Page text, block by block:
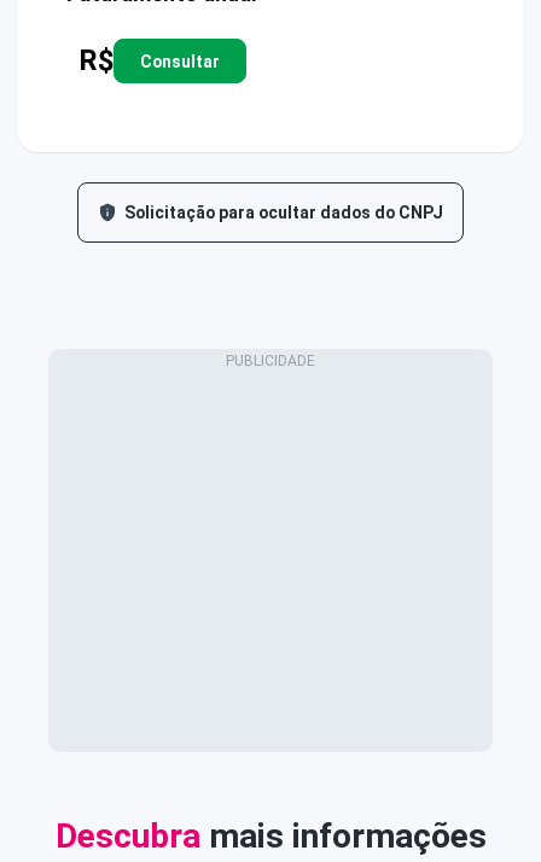
R$ Consultar
Solicitação para ocultar dados do CNPJ
Descubra mais informações